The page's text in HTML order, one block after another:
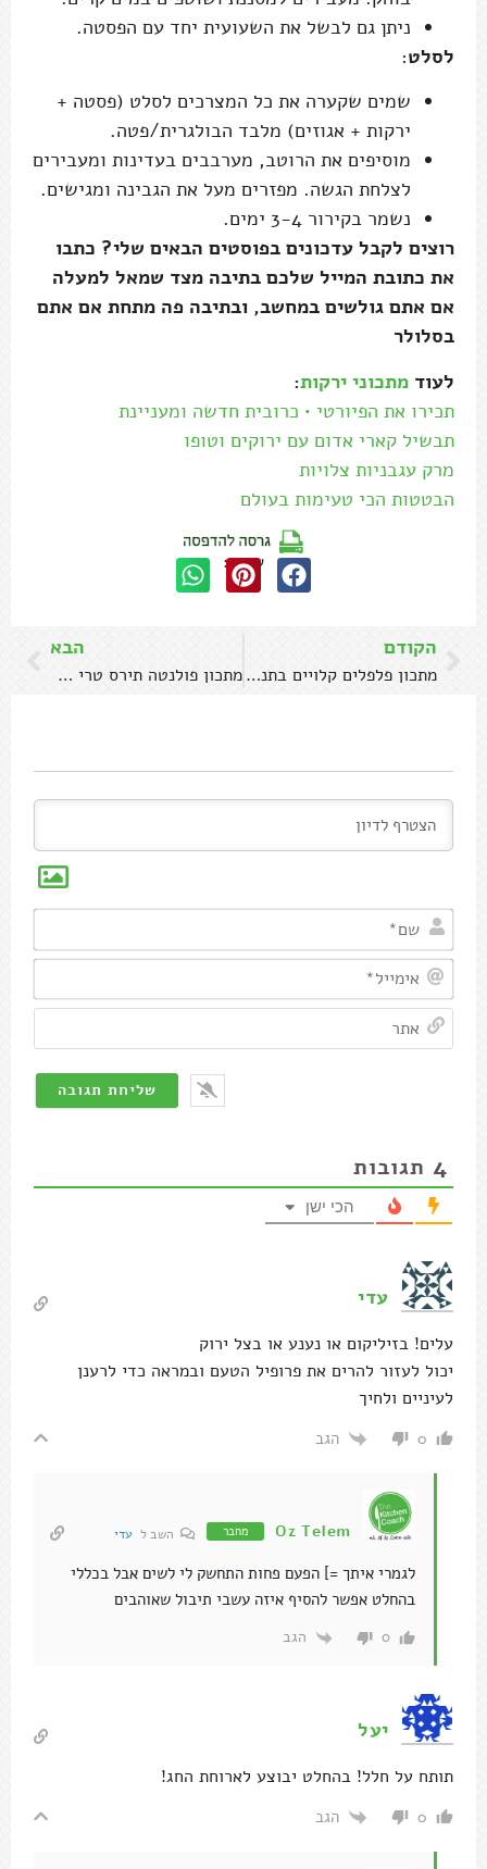
ניתן גם לבשל את השעועית יחד עם הפסטה.
לסלט:
שמים שקערה את כל המצרכים לסלט (פסטה +
ירקות + אגוזים) מלבד הבולגרית/פטה.
מוסיפים את הרוטב, מערבבים בעדינות ומעבירים
לצלחת הגשה. מפזרים מעל את הגבינה ומגישים.
נשמר בקירור 3-4 ימים.
רוצים לקבל עדכונים בפוסטים הבאים שלי? כתבו
את כתובת המייל שלכם בתיבה מצד שמאל למעלה
אם אתם גולשים במחשב, ובתיבה פה מתחת אם אתם
בסלולר
לעוד מתכוני ירקות:
תכירו את הפיורטי • כרובית חדשה ומעניינת
תבשיל קארי אדום עם ירוקים וטופו
מרק עגבניות צלויות
הבטטות הכי טעימות בעולם
שתפו:
הקודם
מתכון פלפלים קלויים בתנור עם שדרוגים
הבא
מתכון פולנטה תירס טרי כמו של המסעדות
4 תגובות
הכי ישן
עדי
עלים! בזיליקום או נענע או בצל ירוק
יכול לעזור להרים את פרופיל הטעם ובמראה כדי לרענן
לעיניים ולחיך
0 הגב
Oz Telem מחבר השב ל עדי
לגמרי איתך =] הפעם פחות התחשק לי לשים אבל בכללי
בהחלט אפשר להסיף איזה עשבי תיבול שאוהבים
0 הגב
יעל
תותח על חלל! בהחלט יבוצע לארוחת החג!
0 הגב